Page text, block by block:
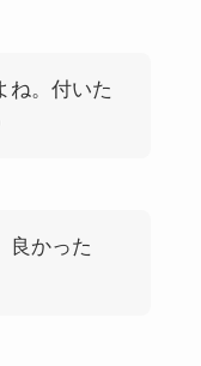
ね。付いた
良かった